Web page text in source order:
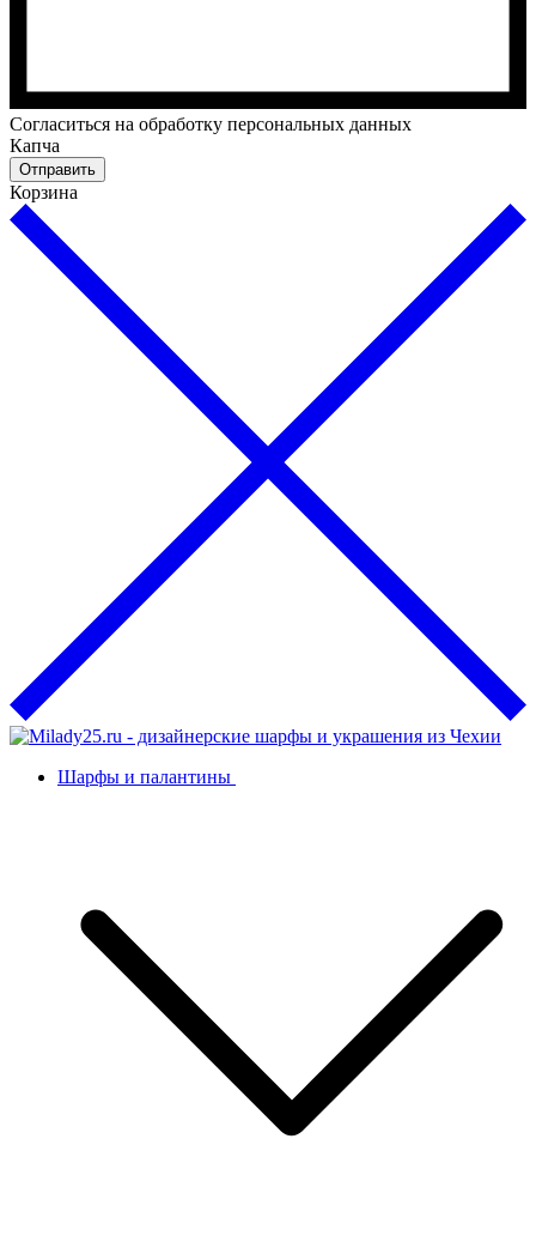
Cогласиться на обработку персональных данных
Капча
Отправить
Корзина
Шарфы и палантины